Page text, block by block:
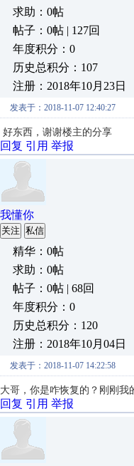
求助：0帖
帖子：0帖 | 127回
年度积分：0
历史总积分：107
注册：2018年10月23日
发表于：2018-11-07 12:40:27
好东西，谢谢楼主的分享
回复 引用 举报
我懂你
关注 私信
精华：0帖
求助：0帖
帖子：0帖 | 68回
年度积分：0
历史总积分：120
注册：2018年10月04日
发表于：2018-11-07 14:22:58
大哥，你是咋恢复的？刚刚我
回复 引用 举报